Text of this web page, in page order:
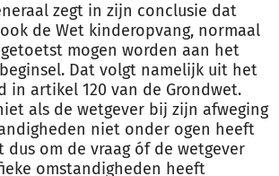
zegt in zijn conclusie dat
de Wet kinderopvang, normaal
mogen worden aan het
Dat volgt namelijk uit het
in artikel 120 van de Grondwet.
als de wetgever bij zijn afweging
niet onder ogen heeft
dus om de vraag óf de wetgever
omstandigheden heeft